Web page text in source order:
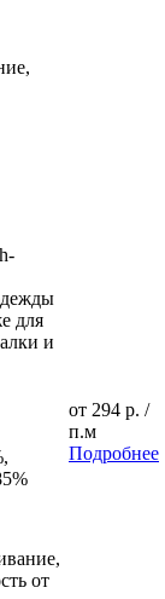
для
и
от
от 294 р. /
п.м
Подробнее